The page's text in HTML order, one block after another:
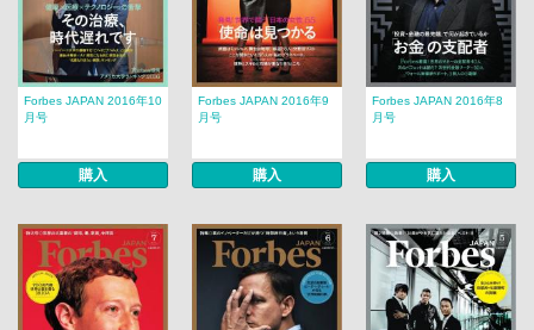
Forbes JAPAN 2016年10
月号
購入
Forbes JAPAN 2016年9
月号
購入
Forbes JAPAN 2016年8
月号
購入